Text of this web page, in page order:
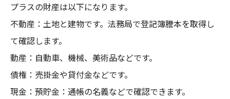
プラスの財産は以下になります。
不動産：土地と建物です。法務局で登記簿謄本を取得し
て確認します。
動産：自動車、機械、美術品などです。
債権：売掛金や貸付金などです。
現金：預貯金：通帳の名義などで確認できます。